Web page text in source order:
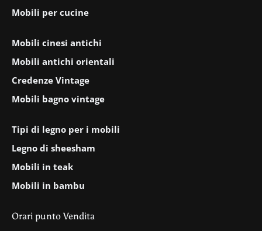
Mobili per cucine
Mobili cinesi antichi
Mobili antichi orientali
Credenze Vintage
Mobili bagno vintage
Tipi di legno per i mobili
Legno di sheesham
Mobili in teak
Mobili in bambu
Orari punto Vendita